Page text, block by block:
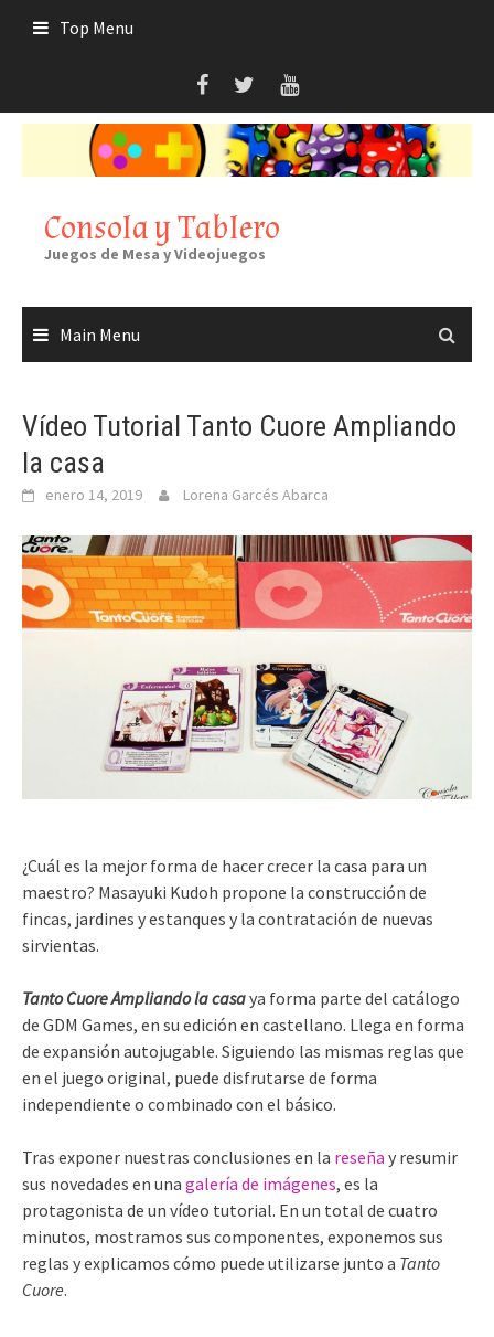
Top Menu
Consola y Tablero
Juegos de Mesa y Videojuegos
Main Menu
Vídeo Tutorial Tanto Cuore Ampliando
la casa
enero 14, 2019 Lorena Garcés Abarca
¿Cuál es la mejor forma de hacer crecer la casa para un
maestro? Masayuki Kudoh propone la construcción de
fincas, jardines y estanques y la contratación de nuevas
sirvientas.
Tanto Cuore Ampliando la casaya forma parte del catálogo
de GDM Games, en su edición en castellano. Llega en forma
de expansión autojugable. Siguiendo las mismas reglas que
en el juego original, puede disfrutarse de forma
independiente o combinado con el básico.
Tras exponer nuestras conclusiones en la reseña y resumir
sus novedades en una galería de imágenes, es la
protagonista de un vídeo tutorial. En un total de cuatro
minutos, mostramos sus componentes, exponemos sus
reglas y explicamos cómo puede utilizarse junto a Tanto
Cuore.